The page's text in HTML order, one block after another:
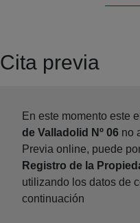
Cita previa
En este momento este el
de Valladolid Nº 06 no
Previa online, puede
Registro de la
utilizando los datos de
continuación